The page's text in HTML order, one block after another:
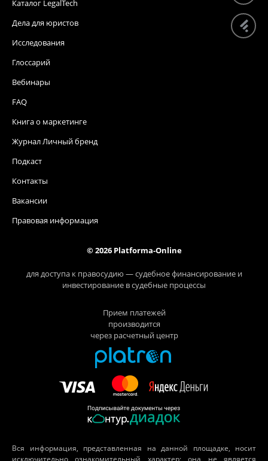
Каталог LegalTech
Дела для юристов
Исследования
Глоссарий
Вебинары
FAQ
Книга о маркетинге
Журнал Личный бренд
Подкаст
Контакты
Вакансии
Правовая информация
© 2026 Platforma-Online
для доступа к правосудию — судебное финансирование и
инвестирование в судебные процессы
Прием платежей
производится
через расчетный центр
Вся информация, представленная на данной площадке, носит
исключительно ознакомительный характер; она не является